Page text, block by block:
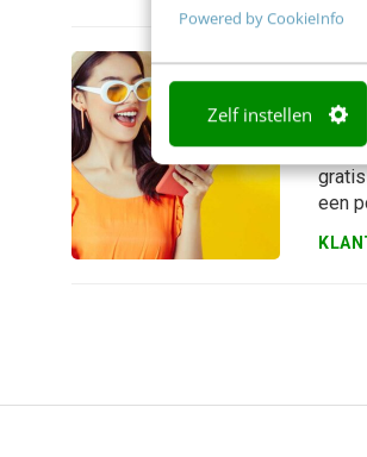
Powered by CookieInfo
Zelf instellen
een